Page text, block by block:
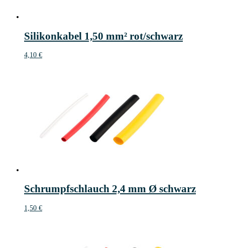
Silikonkabel 1,50 mm² rot/schwarz
4,10 €
Schrumpfschlauch 2,4 mm Ø schwarz
1,50 €